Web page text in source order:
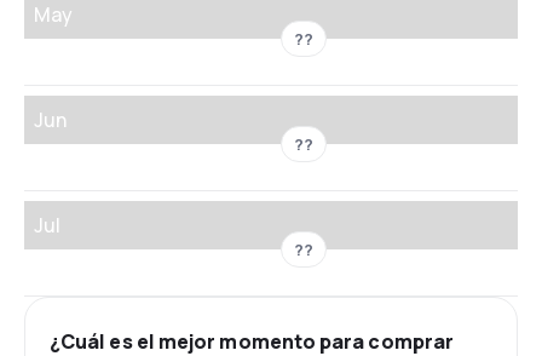
May
??
Jun
??
Jul
??
¿Cuál es el mejor momento para comprar